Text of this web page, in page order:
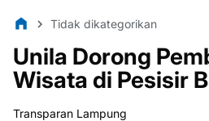
Tidak dikategorikan
Unila Dorong
Wisata di Pesisir
Transparan Lampung